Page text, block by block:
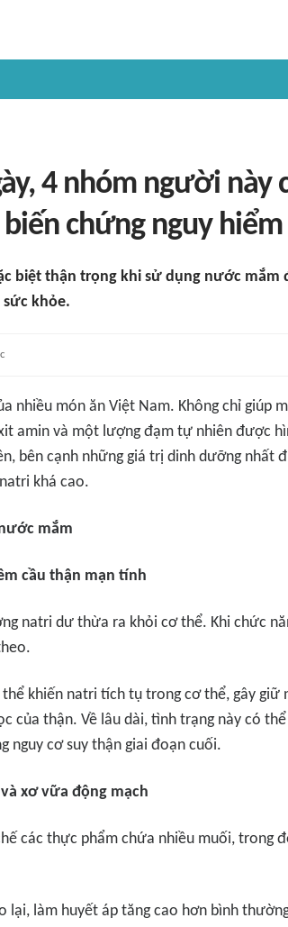
4 nhóm người này
chứng nguy hiểm
biệt thận trọng khi sử dụng nước mắm
khỏe.
nhiều món ăn Việt Nam. Không chỉ giúp
amin và một lượng đạm tự nhiên được
bên cạnh những giá trị dinh dưỡng nhất
khá cao.
mắm
cầu thận mạn tính
natri dư thừa ra khỏi cơ thể. Khi chức
khiến natri tích tụ trong cơ thể, gây giữ
của thận. Về lâu dài, tình trạng này có
nguy cơ suy thận giai đoạn cuối.
và xơ vữa động mạch
các thực phẩm chứa nhiều muối, trong
lại, làm huyết áp tăng cao hơn bình